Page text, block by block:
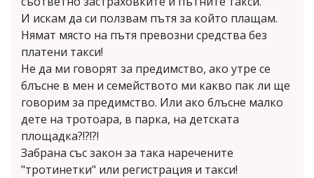
И искам да си ползвам пътя за който плащам.
Нямат място на пътя превозни средства без
платени такси!
Не да ми говорят за предимство, ако утре се
блъсне в мен и семейството ми какво пак ли ще
говорим за предимство. Или ако блъсне малко
дете на тротоара, в парка, на детската
площадка?!?!?!
Забрана със закон за така наречените
"тротинетки" или регистрация и такси!